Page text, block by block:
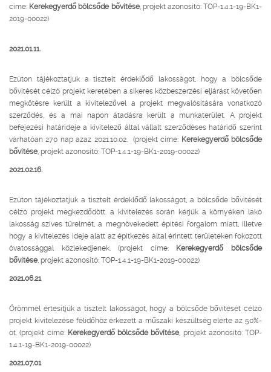
címe: Kerekegyerdő bölcsőde bővítése, projekt azonosító: TOP-1.4.1-19-BK1-
2019-00022)
2021.01.11.
Ezúton tájékoztatjuk a tisztelt érdeklődő lakosságot, hogy a bölcsőde
bővítését célzó projekt keretében a sikeres közbeszerzési eljárást követően
megkötésre került a kivitelezővel a projekt megvalósítására vonatkozó
szerződés, és a mai napon átadásra került a munkaterület. A projekt
befejezési határideje a kivitelező által vállalt szerződéses határidő szerint
várhatóan 270 nap azaz 2021.10.02. (projekt címe: Kerekegyerdő bölcsőde
bővítése, projekt azonosító: TOP-1.4.1-19-BK1-2019-00022)
2021.02.16.
Ezúton tájékoztatjuk a tisztelt érdeklődő lakosságot, a bölcsőde bővítését
célzó projekt megkezdődött. a kivitelezés során kérjük a környéken lakó
lakosság szíves türelmét, a megnövekedett építési forgalom miatt, illetve
hogy a kivitelezés ideje alatt az építkezés által érintett területeken fokozott
óvatossággal közlekedjenek. (projekt címe: Kerekegyerdő bölcsőde
bővítése, projekt azonosító: TOP-1.4.1-19-BK1-2019-00022)
2021.06.21
Örömmel értesítjük a tisztelt lakosságot, hogy a bölcsőde bővítését célzó
projekt kivitelezése félidőhöz érkezett a műszaki készültség elérte az 50%-
ot. (projekt címe: Kerekegyerdő bölcsőde bővítése, projekt azonosító: TOP-
1.4.1-19-BK1-2019-00022)
2021.07.01